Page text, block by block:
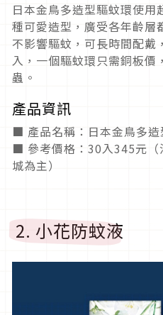
日本金鳥多造型驅蚊環使用
種可愛造型，廣受各年齡層
不影響驅蚊，可長時間配戴
入，一個驅蚊環只需銅板價
蟲。
產品資訊
■ 產品名稱：日本金鳥多造
■ 參考價格：30入345元（
城為主）
2. 小花防蚊液